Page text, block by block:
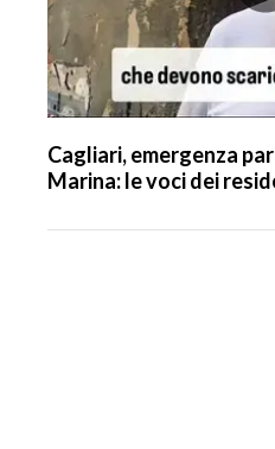
Cagliari, emergenza
Marina: le voci dei